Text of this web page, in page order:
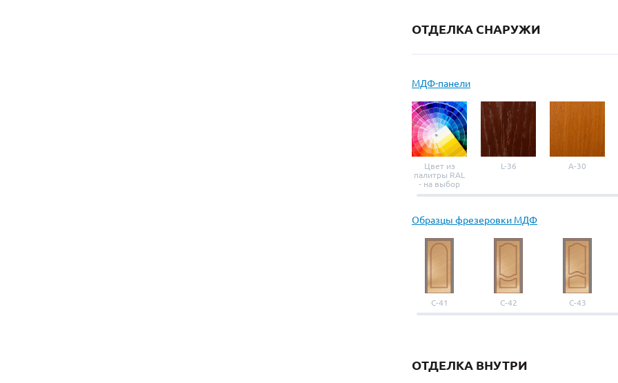
ОТДЕЛКА СНАРУЖИ
МДФ-панели
Цвет из
палитры RAL
- на выбор
L-36 A-30
Образцы фрезеровки МДФ
С-41 С-42 С-43
ОТДЕЛКА ВНУТРИ